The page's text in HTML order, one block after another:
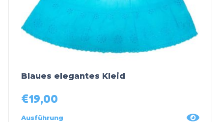
Blaues elegantes Kleid
€19,00
Ausführung